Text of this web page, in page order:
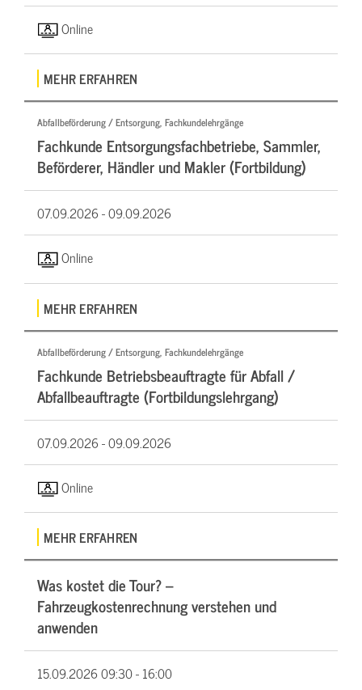
Online
MEHR ERFAHREN
Abfallbeförderung / Entsorgung, Fachkundelehrgänge
Fachkunde Entsorgungsfachbetriebe, Sammler,
Beförderer, Händler und Makler (Fortbildung)
07.09.2026 -09.09.2026
Online
MEHR ERFAHREN
Abfallbeförderung / Entsorgung, Fachkundelehrgänge
Fachkunde Betriebsbeauftragte für Abfall /
Abfallbeauftragte (Fortbildungslehrgang)
07.09.2026 -09.09.2026
Online
MEHR ERFAHREN
Was kostet die Tour? –
Fahrzeugkostenrechnung verstehen und
anwenden
15.09.202609:30 - 16:00